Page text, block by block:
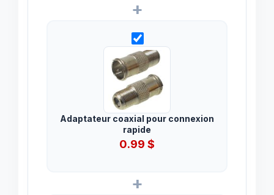
+
Adaptateur coaxial pour connexion
rapide
0.99 $
+